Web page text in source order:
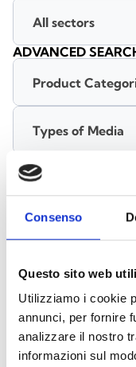
Consenso
Questo sito web
Utilizziamo i cookie
annunci, per fornire
analizzare il nostro
informazioni sul
Documents(6992)
Select All
Please log in
the icon lock
All sectors
ADVANCED
Product
Types of Media
All languages
SEARCH